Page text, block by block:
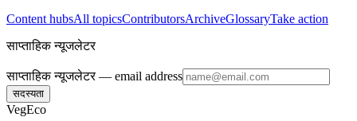
Content hubsAll topicsContributorsArchiveGlossaryTake action
साप्ताहिक न्यूजलेटर
साप्ताहिक न्यूजलेटर— email address
सदस्यता
VegEco